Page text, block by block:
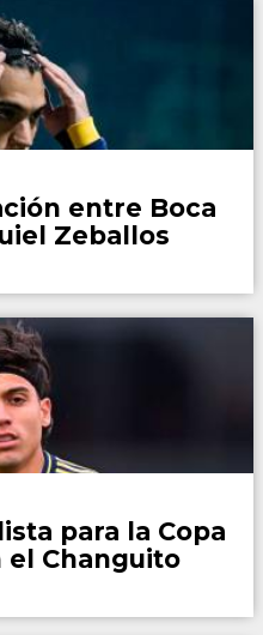
entre Boca
Zeballos
para la Copa
el Changuito